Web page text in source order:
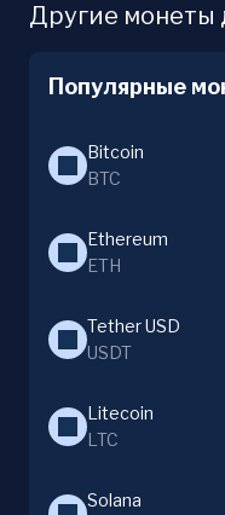
Другие монеты
Популярные
Bitcoin
BTC
Ethereum
ETH
Tether USD
USDT
Litecoin
LTC
Solana